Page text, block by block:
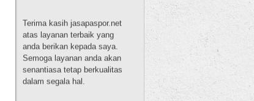
anda berikan kepada saya.
Semoga layanan anda akan
senantiasa tetap berkualitas
dalam segala hal.
Dewi Sulistyowati, S.H.